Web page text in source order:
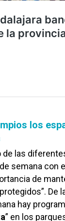
los
de las
semana con
de
De
hay
” en los